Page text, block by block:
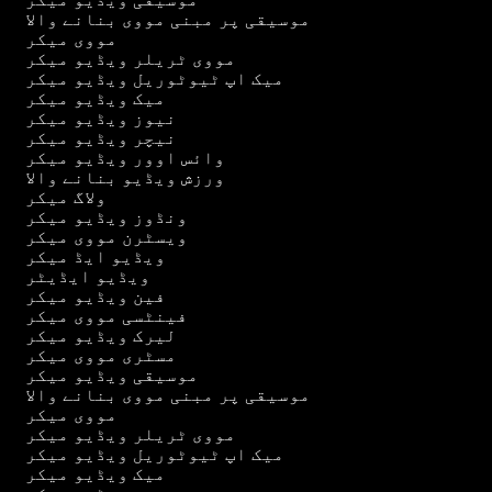
موسیقی پر مبنی مووی بنانے والا
مووی میکر
مووی ٹریلر ویڈیو میکر
میک اپ ٹیوٹوریل ویڈیو میکر
میک ویڈیو میکر
نیوز ویڈیو میکر
نیچر ویڈیو میکر
وائس اوور ویڈیو میکر
ورزش ویڈیو بنانے والا
ولاگ میکر
ونڈوز ویڈیو میکر
ویسٹرن مووی میکر
ویڈیو ایڈ میکر
ویڈیو ایڈیٹر
فین ویڈیو میکر
فینٹسی مووی میکر
لیرک ویڈیو میکر
مسٹری مووی میکر
موسیقی ویڈیو میکر
موسیقی پر مبنی مووی بنانے والا
مووی میکر
مووی ٹریلر ویڈیو میکر
میک اپ ٹیوٹوریل ویڈیو میکر
میک ویڈیو میکر